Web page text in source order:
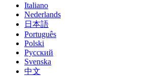
Italiano
Nederlands
日本語
Português
Polski
Русский
Svenska
中文